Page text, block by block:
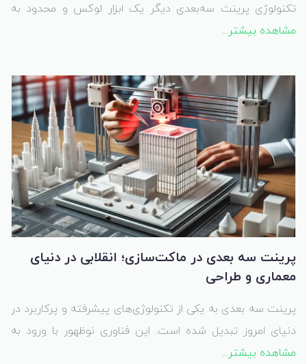
تکنولوژی پرینت سه‌بعدی دیگر یک ابزار لوکس و محدود به
آزمایشگاه‌های صنعتی نیست؛ بلکه به بخشی از زندگی
دانشگاهی گرفته تا تولید ماکت‌های معماری یا حتی ساخت
ابزارهای مهندسی، پرینت سه‌بعدی همه جا حضور دارد.
مشاهده بیشتر...
پرینت سه بعدی در ماکت‌سازی؛ انقلابی در دنیای
معماری و طراحی
پرینت سه بعدی به یکی از تکنولوژی‌های پیشرفته و پرکاربرد در
دنیای امروز تبدیل شده است. این فناوری نوظهور با ورود به
حوزه ماکت‌سازی توانسته است تحولی اساسی در ساخت
مشاهده بیشتر...